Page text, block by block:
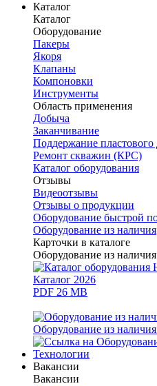
Каталог
Каталог
Оборудование
Пакеры
Якоря
Клапаны
Компоновки
Инструменты
Область применения
Добыча
Заканчивание
Поддержание
Ремонт скважин (КРС)
Каталог оборудования
Отзывы
Видеоотзывы
Отзывы о продукции
Оборудование быстрой
Оборудование из наличия
Карточки в каталоге
Оборудование из наличия
Каталог 2026
PDF 26 MB
Оборудование из
Технологии
Вакансии
Вакансии